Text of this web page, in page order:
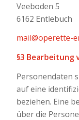
Veeboden 5
6162 Entlebuch
mail@operette-
§3 Bearbeitung
Personendaten
auf eine
beziehen. Eine
über die